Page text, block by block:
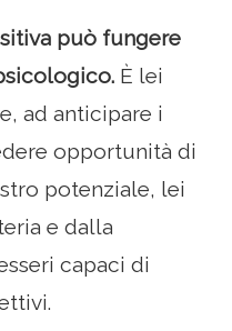
può fungere
È lei
ad anticipare i
opportunità di
potenziale, lei
e dalla
capaci di